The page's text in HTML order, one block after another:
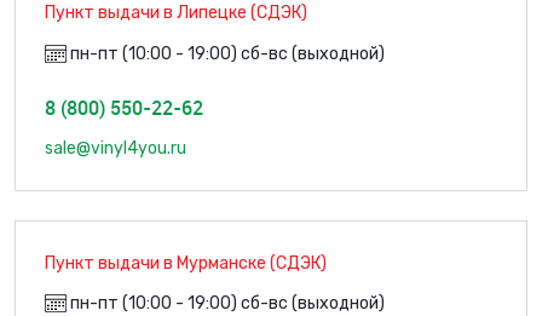
Пункт выдачи в Липецке (СДЭК)
пн-пт (10:00 - 19:00) сб-вс (выходной)
8 (800) 550-22-62
sale@vinyl4you.ru
Пункт выдачи в Мурманске (СДЭК)
пн-пт (10:00 - 19:00) сб-вс (выходной)